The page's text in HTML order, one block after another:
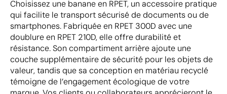
Choisissez une banane en RPET, un accessoire pratique
qui facilite le transport sécurisé de documents ou de
smartphones. Fabriquée en RPET 300D avec une
doublure en RPET 210D, elle offre durabilité et
résistance. Son compartiment arrière ajoute une
couche supplémentaire de sécurité pour les objets de
valeur, tandis que sa conception en matériau recyclé
témoigne de l’engagement écologique de votre